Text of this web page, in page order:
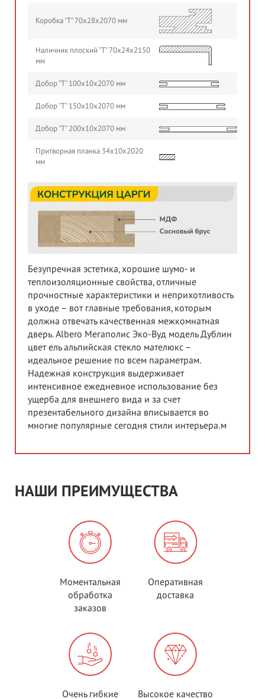
Коробка "Т" 70х28х2070 мм
Наличник плоский "Т" 70х24х2150
мм
Добор "Т" 100х10х2070 мм
Добор "Т" 150х10х2070 мм
Добор "Т" 200х10х2070 мм
Притворная планка 34х10х2020
мм
Безупречная эстетика, хорошие шумо- и
теплоизоляционные свойства, отличные
прочностные характеристики и неприхотливость
в уходе – вот главные требования, которым
должна отвечать качественная межкомнатная
дверь. Albero Мегаполис Эко-Вуд модель Дублин
цвет ель альпийская стекло мателюкс –
идеальное решение по всем параметрам.
Надежная конструкция выдерживает
интенсивное ежедневное использование без
ущерба для внешнего вида и за счет
презентабельного дизайна вписывается во
многие популярные сегодня стили интерьера.м
НАШИ ПРЕИМУЩЕСТВА
Моментальная
обработка
заказов
Оперативная
доставка
Очень гибкие
Высокое качество